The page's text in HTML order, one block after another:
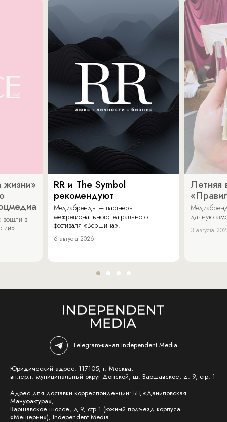
жизни»
вошли в
RR и The Symbol
рекомендуют
Медиабренды – партнеры
межрегионального театрального
фестиваля «Вершина».
6 августа 2026
Летняя
дачную
3 августа
Telegram-канал Independent Media
Юридический адрес: 117105, г. Москва,
вн.тер.г. муниципальный округ Донской, ш. Варшавское, д. 9, стр. 1
Адрес для доставки корреспонденции: БЦ «Даниловская
Мануфактура»,
Варшавское шоссе, д.9, стр.1 (южный подъезд корпуса
«Мещерин»), Independent Media